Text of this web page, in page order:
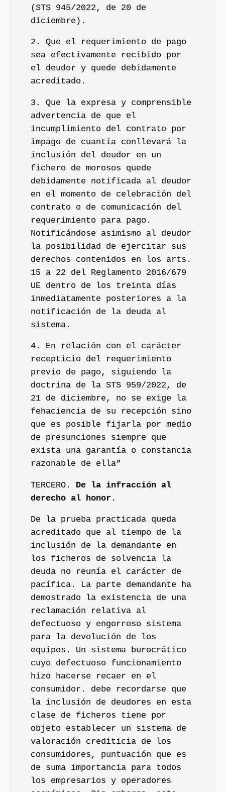
(STS 945/2022, de 20 de
diciembre).
2. Que el requerimiento de pago
sea efectivamente recibido por
el deudor y quede debidamente
acreditado.
3. Que la expresa y comprensible
advertencia de que el
incumplimiento del contrato por
impago de cuantía conllevará la
inclusión del deudor en un
fichero de morosos quede
debidamente notificada al deudor
en el momento de celebración del
contrato o de comunicación del
requerimiento para pago.
Notificándose asimismo al deudor
la posibilidad de ejercitar sus
derechos contenidos en los arts.
15 a 22 del Reglamento 2016/679
UE dentro de los treinta días
inmediatamente posteriores a la
notificación de la deuda al
sistema.
4. En relación con el carácter
recepticio del requerimiento
previo de pago, siguiendo la
doctrina de la STS 959/2022, de
21 de diciembre, no se exige la
fehaciencia de su recepción sino
que es posible fijarla por medio
de presunciones siempre que
exista una garantía o constancia
razonable de ella”
TERCERO. De la infracción al
derecho al honor.
De la prueba practicada queda
acreditado que al tiempo de la
inclusión de la demandante en
los ficheros de solvencia la
deuda no reunía el carácter de
pacífica. La parte demandante ha
demostrado la existencia de una
reclamación relativa al
defectuoso y engorroso sistema
para la devolución de los
equipos. Un sistema burocrático
cuyo defectuoso funcionamiento
hizo hacerse recaer en el
consumidor. debe recordarse que
la inclusión de deudores en esta
clase de ficheros tiene por
objeto establecer un sistema de
valoración crediticia de los
consumidores, puntuación que es
de suma importancia para todos
los empresarios y operadores